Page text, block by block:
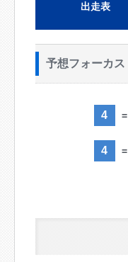
出走表
予想フォーカス
4 =
4 =